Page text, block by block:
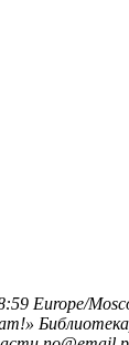
Europe/